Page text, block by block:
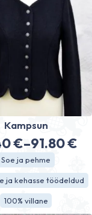
Kampsun
€–91.80€
83.40 €
kuni
91.80 €
Soe ja pehme
ja kehasse töödeldud
100% villane